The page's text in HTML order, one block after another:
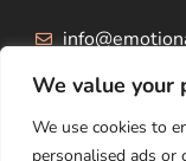
We value your
We use cookies to
personalised ads or